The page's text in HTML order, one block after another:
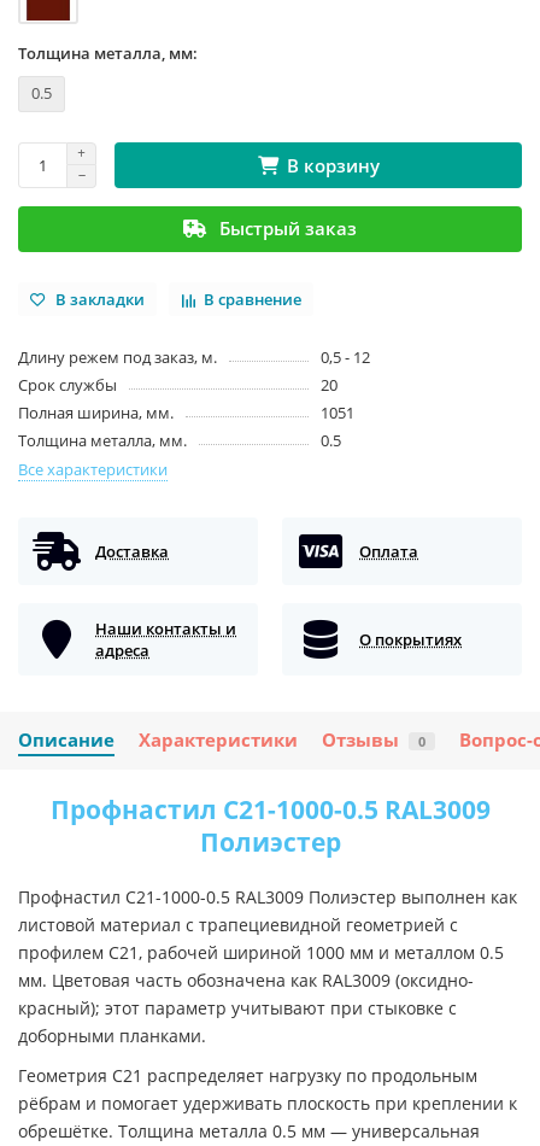
Толщина металла, мм:
0.5
В корзину
Быстрый заказ
В закладки В сравнение
Длину режем под заказ, м.
0,5 - 12
Срок службы
20
Полная ширина, мм.
1051
Толщина металла, мм.
0.5
Все характеристики
Доставка Оплата
Наши контакты и
адреса
О покрытиях
Описание Характеристики Отзывы 0 Вопрос-
Профнастил C21-1000-0.5 RAL3009
Полиэстер
Профнастил C21-1000-0.5 RAL3009 Полиэстер выполнен как
листовой материал с трапециевидной геометрией с
профилем C21, рабочей шириной 1000 мм и металлом 0.5
мм. Цветовая часть обозначена как RAL3009 (оксидно-
красный); этот параметр учитывают при стыковке с
доборными планками.
Геометрия C21 распределяет нагрузку по продольным
рёбрам и помогает удерживать плоскость при креплении к
обрешётке. Толщина металла 0.5 мм — универсальная